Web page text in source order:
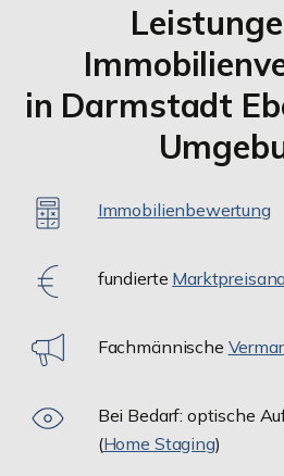
in Darmstadt
Immobilienbewertung
fundierte
Fachmännische
Bei Bedarf: optische
(Home Staging)